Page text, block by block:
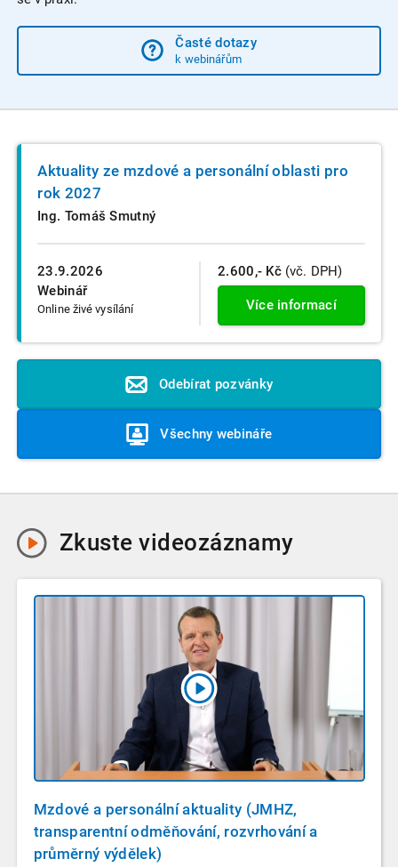
Časté dotazy
k webinářům
23.9.2026
Webinář
Online živé vysílání
Aktuality ze mzdové a personální oblasti pro
rok 2027
Ing. Tomáš Smutný
2.600,- Kč (vč. DPH)
Více informací
Odebírat pozvánky
Všechny webináře
Zkustevideozáznamy
Mzdové a personální aktuality (JMHZ,
transparentní odměňování, rozvrhování a
průměrný výdělek)